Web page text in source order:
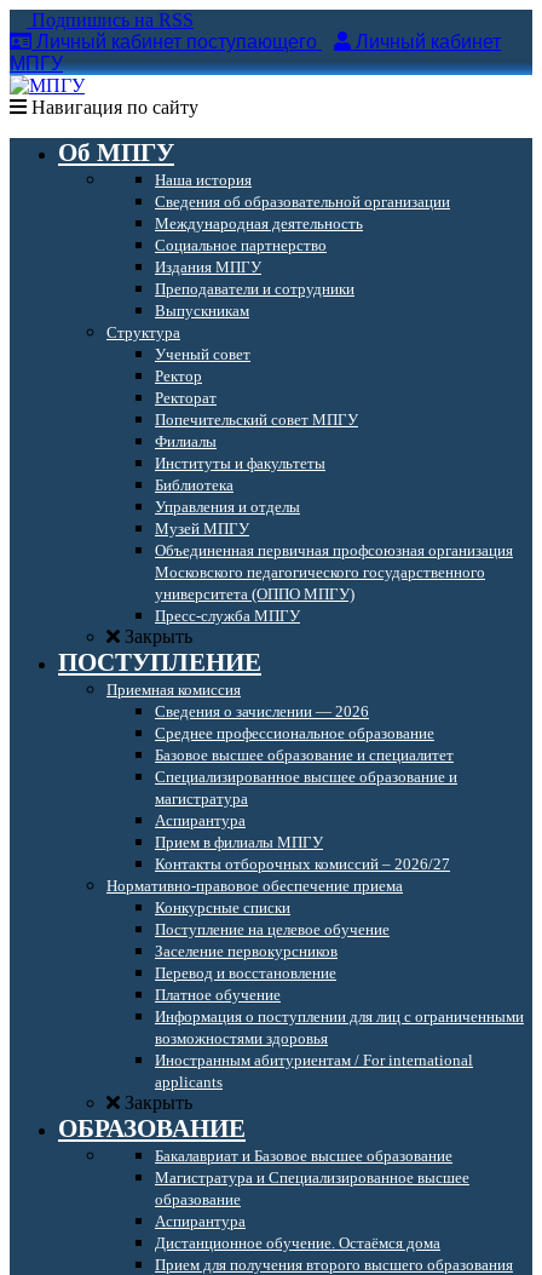
Подпишись на RSS
Личный кабинет поступающего
Личный кабинет
МПГУ
Навигация по сайту
Об МПГУ
Наша история
Сведения об образовательной организации
Международная деятельность
Социальное партнерство
Издания МПГУ
Преподаватели и сотрудники
Выпускникам
Структура
Ученый совет
Ректор
Ректорат
Попечительский совет МПГУ
Филиалы
Институты и факультеты
Библиотека
Управления и отделы
Музей МПГУ
Объединенная первичная профсоюзная организация
Московского педагогического государственного
университета (ОППО МПГУ)
Пресс-служба МПГУ
Закрыть
ПОСТУПЛЕНИЕ
Приемная комиссия
Сведения о зачислении — 2026
Среднее профессиональное образование
Базовое высшее образование и специалитет
Специализированное высшее образование и
магистратура
Аспирантура
Прием в филиалы МПГУ
Контакты отборочных комиссий – 2026/27
Нормативно-правовое обеспечение приема
Конкурсные списки
Поступление на целевое обучение
Заселение первокурсников
Перевод и восстановление
Платное обучение
Информация о поступлении для лиц с ограниченными
возможностями здоровья
Иностранным абитуриентам / For international
applicants
Закрыть
ОБРАЗОВАНИЕ
Бакалавриат и Базовое высшее образование
Магистратура и Специализированное высшее
образование
Аспирантура
Дистанционное обучение. Остаёмся дома
Прием для получения второго высшего образования